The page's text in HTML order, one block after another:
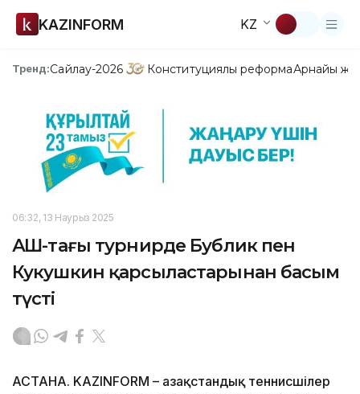
KAZINFORM KZ
Тренд:Сайлау-2026 Конституциялық реформаАрнайы
06:32, 13 Наурыз 2025
АҚШ-тағы турнирде Бублик пен
Кукушкин қарсыластарынан басым
түсті
АСТАНА. KAZINFORM – Қазақстандық теннисшілер